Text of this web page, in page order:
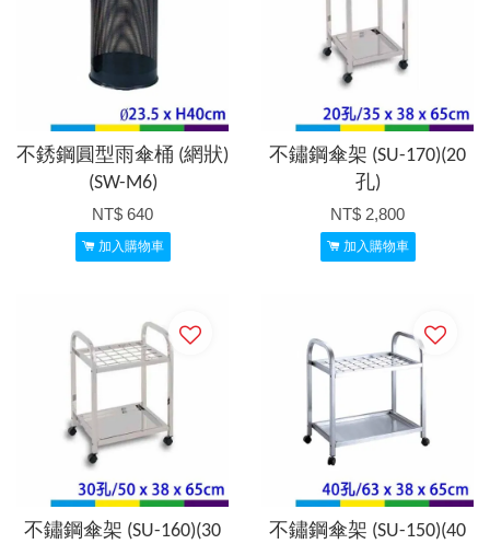
不銹鋼圓型雨傘桶 (網狀)
(SW-M6)
NT$ 640
加入購物車
不鏽鋼傘架 (SU-170)(20
孔)
NT$ 2,800
加入購物車
不鏽鋼傘架 (SU-160)(30
不鏽鋼傘架 (SU-150)(40